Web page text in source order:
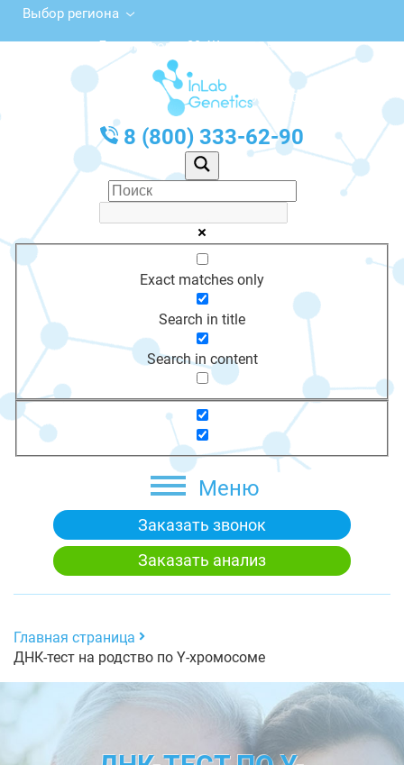
Выбор региона
ул. Ломоносова, 39, Жирновск
с 10:00 до 20:00
График работы: Пн-Пт с 10:00 до 20:00
8 (800) 333-62-90
Exact matches only
Search in title
Search in content
Меню
Заказать звонок
Заказать анализ
Главная страница
ДНК-тест на родство по Y-хромосоме